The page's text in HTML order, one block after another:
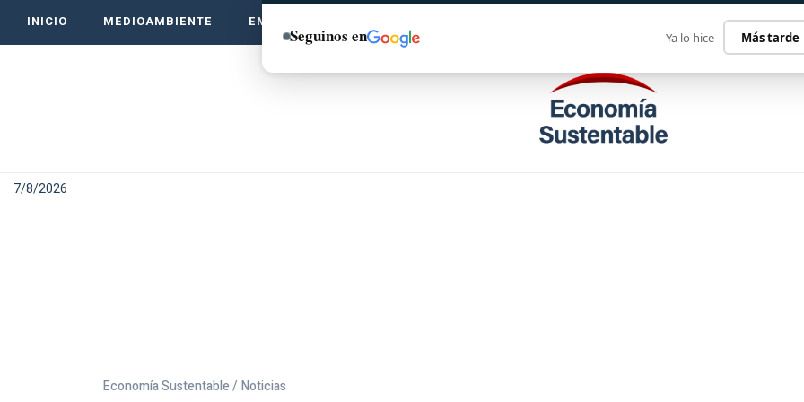
INICIO MEDIOAMBIENTE EMPRENDE VERDE
7/8/2026
Economía Sustentable / Noticias
Seguinos en Ya lo hice Más tarde